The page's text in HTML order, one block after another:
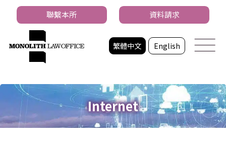
繁體中文 English
聯繫本所 資料請求
Internet